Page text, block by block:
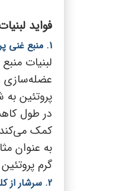
فواید
1. منبع غنی پروتئین:
لبنیات
پروتئین
در طول
کمک
گرم
2. سرشار از کلسیم: